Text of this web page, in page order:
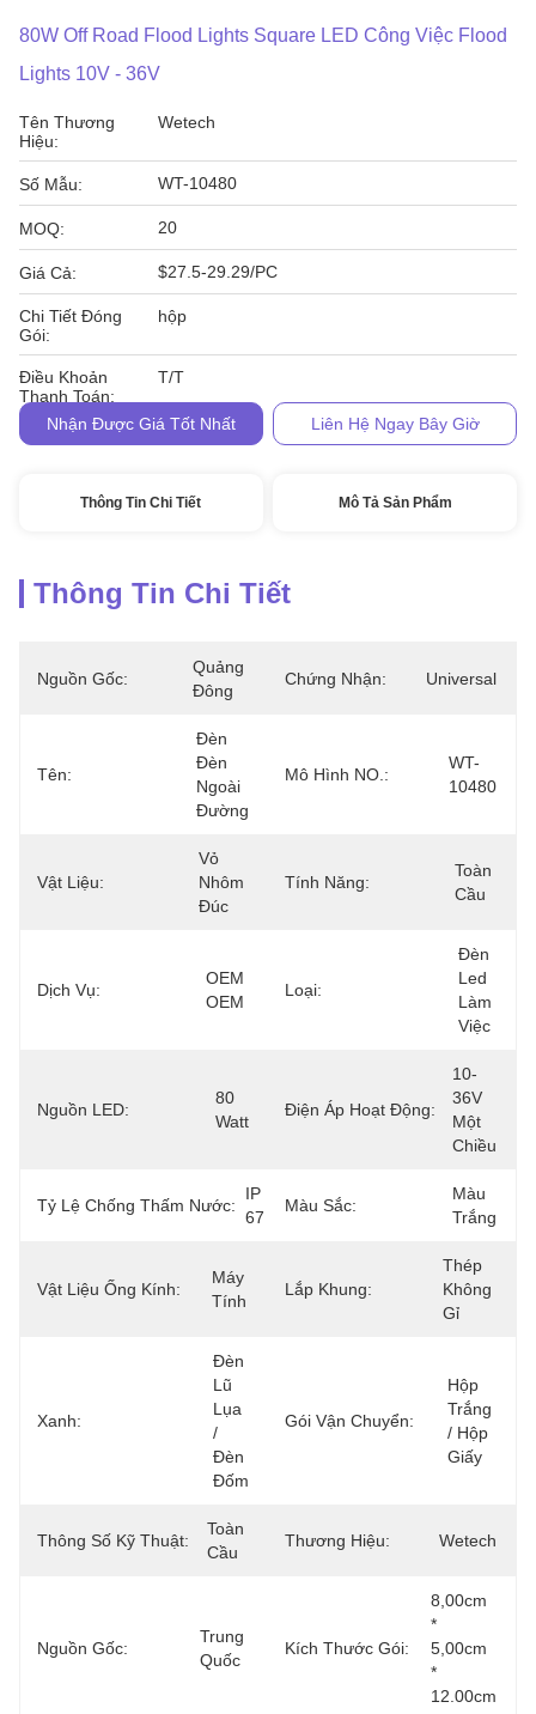
80W Off Road Flood Lights Square LED Công Việc Flood
Lights 10V - 36V
Tên Thương
Hiệu:
Wetech
Số Mẫu: WT-10480
MOQ: 20
Giá Cả: $27.5-29.29/PC
Chi Tiết Đóng
Gói:
hộp
Điều Khoản
Thanh Toán:
T/T
Nhận Được Giá Tốt Nhất Liên Hệ Ngay Bây Giờ
Thông Tin Chi Tiết Mô Tả Sản Phẩm
Thông Tin Chi Tiết
Nguồn Gốc:
Quảng
Đông
Chứng Nhận: Universal
Tên:
Đèn
Đèn
Ngoài
Đường
Mô Hình NO.:
WT-
10480
Vật Liệu:
Vỏ
Nhôm
Đúc
Tính Năng:
Toàn
Cầu
Dịch Vụ:
OEM
OEM
Loại:
Đèn
Led
Làm
Việc
Nguồn LED:
80
Watt
Điện Áp Hoạt Động:
10-
36V
Một
Chiều
Tỷ Lệ Chống Thấm Nước:
IP
67
Màu Sắc:
Màu
Trắng
Vật Liệu Ống Kính:
Máy
Tính
Lắp Khung:
Thép
Không
Gỉ
Xanh:
Đèn
Lũ
Lụa
/
Đèn
Đốm
Gói Vận Chuyển:
Hộp
Trắng
/ Hộp
Giấy
Thông Số Kỹ Thuật:
Toàn
Cầu
Thương Hiệu: Wetech
Nguồn Gốc:
Trung
Quốc
Kích Thước Gói:
8,00cm
*
5,00cm
*
12.00cm